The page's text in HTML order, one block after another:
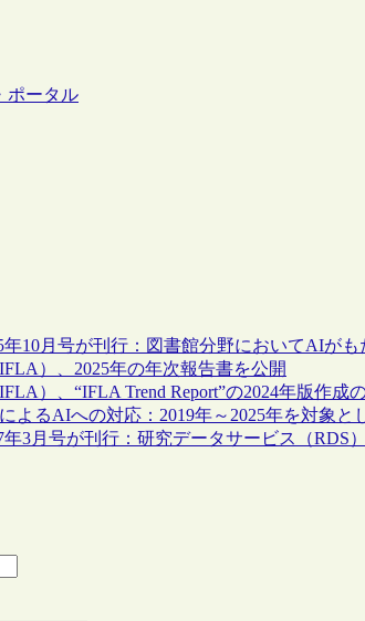
ポータル
年10月号が刊行：図書館分野においてAIが
）、2025年の年次報告書を公開
）、“IFLA Trend Report”の2024年版作成
よるAIへの対応：2019年～2025年を対象と
年3月号が刊行：研究データサービス（RDS